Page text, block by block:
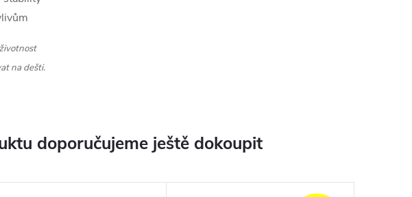
na dešti.
doporučujeme ještě dokoupit